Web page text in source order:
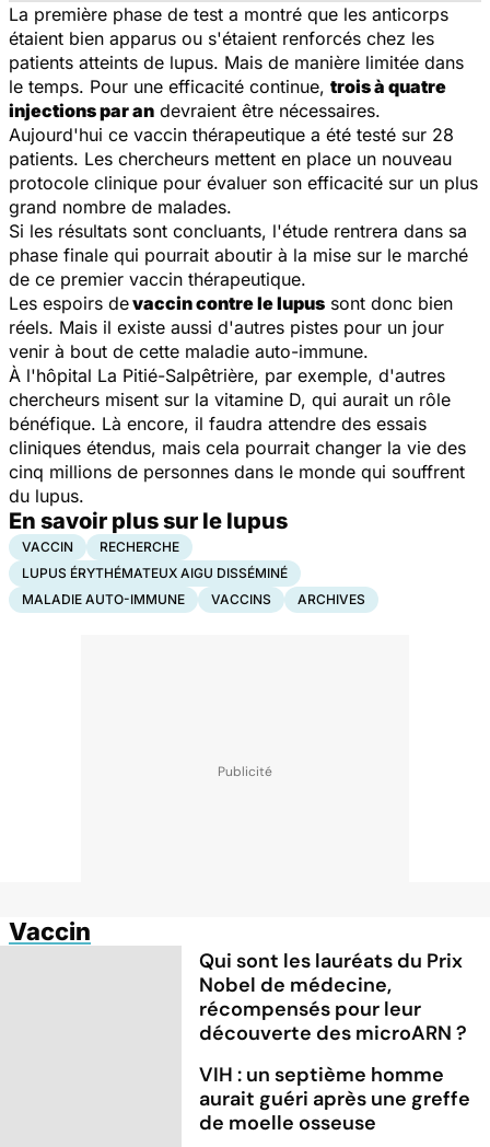
La première phase de test a montré que les anticorps
étaient bien apparus ou s'étaient renforcés chez les
patients atteints de lupus. Mais de manière limitée dans
le temps. Pour une efficacité continue, trois à quatre
injections par an devraient être nécessaires.
Aujourd'hui ce vaccin thérapeutique a été testé sur 28
patients. Les chercheurs mettent en place un nouveau
protocole clinique pour évaluer son efficacité sur un plus
grand nombre de malades.
Si les résultats sont concluants, l'étude rentrera dans sa
phase finale qui pourrait aboutir à la mise sur le marché
de ce premier vaccin thérapeutique.
Les espoirs devaccin contre le lupus sont donc bien
réels. Mais il existe aussi d'autres pistes pour un jour
venir à bout de cette maladie auto-immune.
À l'hôpital La Pitié-Salpêtrière, par exemple, d'autres
chercheurs misent sur la vitamine D, qui aurait un rôle
bénéfique. Là encore, il faudra attendre des essais
cliniques étendus, mais cela pourrait changer la vie des
cinq millions de personnes dans le monde qui souffrent
du lupus.
En savoir plus sur le lupus
VACCIN
RECHERCHE
LUPUS ÉRYTHÉMATEUX AIGU DISSÉMINÉ
MALADIE AUTO-IMMUNE
VACCINS ARCHIVES
Vaccin
Qui sont les lauréats du Prix
Nobel de médecine,
récompensés pour leur
découverte des microARN ?
VIH : un septième homme
aurait guéri après une greffe
de moelle osseuse